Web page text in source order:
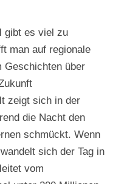
gibt es viel zu
man auf regionale
Geschichten über
zeigt sich in der
die Nacht den
schmückt. Wenn
sich der Tag in
vom